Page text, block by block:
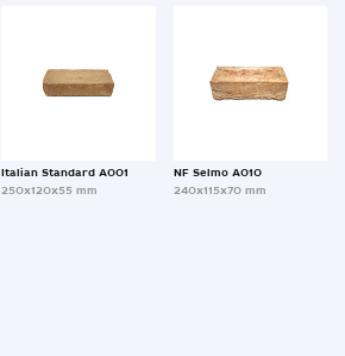
Italian Standard A001
250x120x55 mm
NF Selmo A010
240x115x70 mm